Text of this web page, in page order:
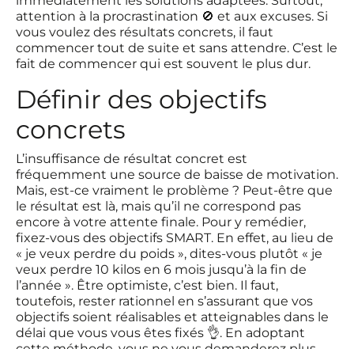
attention à la procrastination 🚫 et aux excuses. Si
vous voulez des résultats concrets, il faut
commencer tout de suite et sans attendre. C’est le
fait de commencer qui est souvent le plus dur.
Définir des objectifs
concrets
L’insuffisance de résultat concret est
fréquemment une source de baisse de motivation.
Mais, est-ce vraiment le problème ? Peut-être que
le résultat est là, mais qu’il ne correspond pas
encore à votre attente finale. Pour y remédier,
fixez-vous des objectifs SMART. En effet, au lieu de
« je veux perdre du poids », dites-vous plutôt « je
veux perdre 10 kilos en 6 mois jusqu’à la fin de
l’année ». Être optimiste, c’est bien. Il faut,
toutefois, rester rationnel en s’assurant que vos
objectifs soient réalisables et atteignables dans le
délai que vous vous êtes fixés 👌. En adoptant